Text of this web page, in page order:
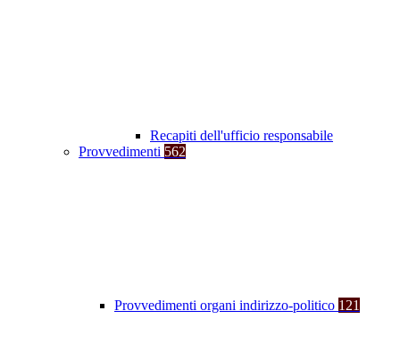
Recapiti dell'ufficio responsabile
Provvedimenti 562
Provvedimenti organi indirizzo-politico 121